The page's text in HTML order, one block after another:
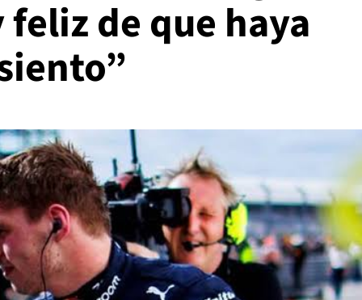
feliz de que haya